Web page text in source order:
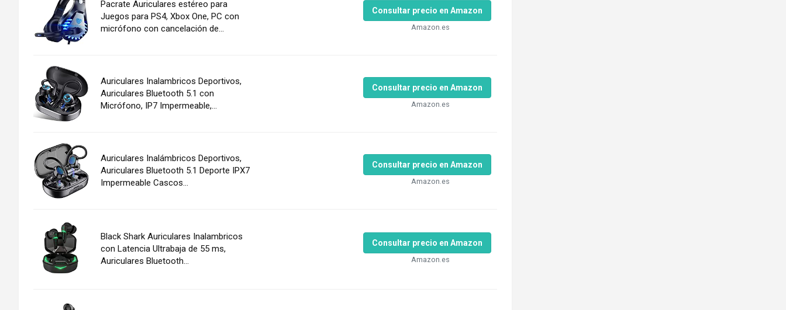
Pacrate Auriculares estéreo para
Juegos para PS4, Xbox One, PC con
micrófono con cancelación de...
Consultar precio en Amazon
Amazon.es
Auriculares Inalambricos Deportivos,
Auriculares Bluetooth 5.1 con
Micrófono, IP7 Impermeable,...
Consultar precio en Amazon
Amazon.es
Auriculares Inalámbricos Deportivos,
Auriculares Bluetooth 5.1 Deporte IPX7
Impermeable Cascos...
Consultar precio en Amazon
Amazon.es
Black Shark Auriculares Inalambricos
con Latencia Ultrabaja de 55 ms,
Auriculares Bluetooth...
Consultar precio en Amazon
Amazon.es